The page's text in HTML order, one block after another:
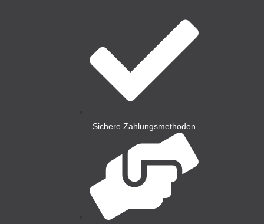
Sichere Zahlungsmethoden